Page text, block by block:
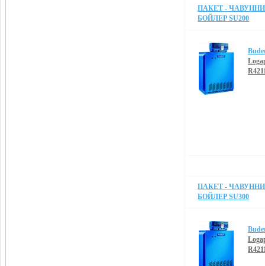
ПАКЕТ -
БОЙЛЕР SU200
ПАКЕТ -
БОЙЛЕР SU300